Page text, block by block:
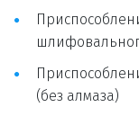
(без алмаза)